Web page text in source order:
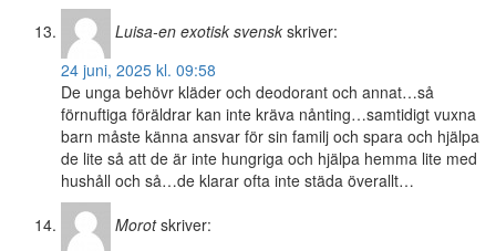
Luisa-en exotisk svensk skriver:
24 juni, 2025 kl. 09:58
De unga behövr kläder och deodorant och annat…så
förnuftiga föräldrar kan inte kräva nånting…samtidigt vuxna
barn måste känna ansvar för sin familj och spara och hjälpa
de lite så att de är inte hungriga och hjälpa hemma lite med
hushåll och så…de klarar ofta inte städa överallt…
Morot skriver: